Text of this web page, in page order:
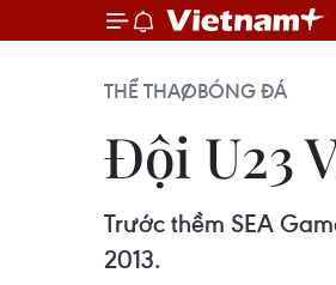
THỂ THAOBÓNG ĐÁ
Đội U23
Trước thềm SEA
2013.